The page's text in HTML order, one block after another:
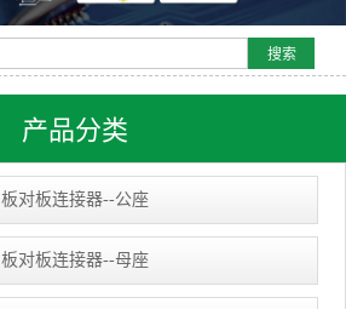
产品分类
板对板连接器--公座
板对板连接器--母座